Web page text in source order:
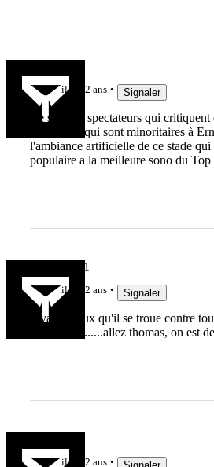
il y a 2 ans Signaler
Ce sont les spectateurs qui
supporters qui sont minoritaires à
l'ambiance artificielle de ce stade
populaire a la meilleure sono du Top
maskaly971
il y a 2 ans Signaler
Il vaut mieux qu'il se troue contre
harlequins.......allez thomas, on est
il y a 2 ans